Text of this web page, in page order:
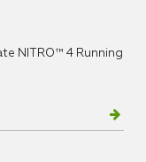
NITRO™ 4 Running